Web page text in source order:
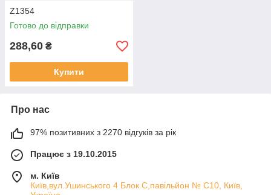
Z1354
Готово до відправки
288,60 ₴
Купити
Про нас
97% позитивних з 2270 відгуків за рік
Працює з 19.10.2015
м. Київ
Київ,вул.Ушинського 4 Блок С,павільйон № С10, Київ,